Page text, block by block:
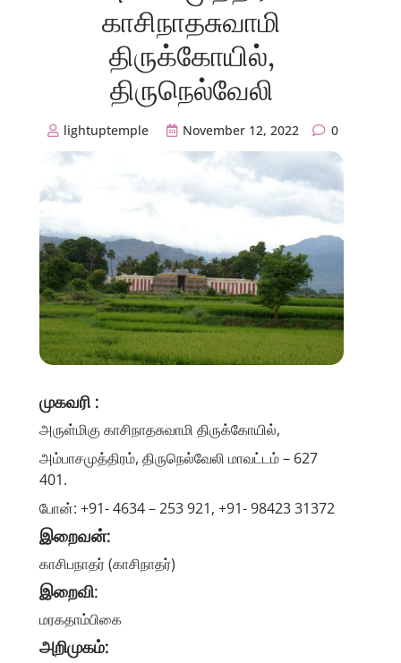
காசிநாதசுவாமி
திருக்கோயில்,
திருநெல்வேலி
lightuptemple November 12, 2022 0
முகவரி :
அருள்மிகு காசிநாதசுவாமி திருக்கோயில்,
அம்பாசமுத்திரம், திருநெல்வேலி மாவட்டம் – 627
401.
போன்: +91- 4634 – 253 921, +91- 98423 31372
இறைவன்:
காசிபநாதர் (காசிநாதர்)
இறைவி:
மரகதாம்பிகை
அறிமுகம்: